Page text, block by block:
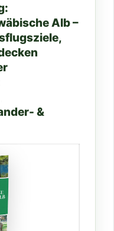
Alb –
&